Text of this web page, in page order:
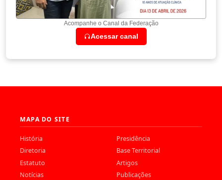
Acompanhe o Canal da Federação
Acessar canal
MAPA DO SITE
História
Presidência
Diretoria
Base Territorial
Estatuto
Artigos
Notícias
Publicações